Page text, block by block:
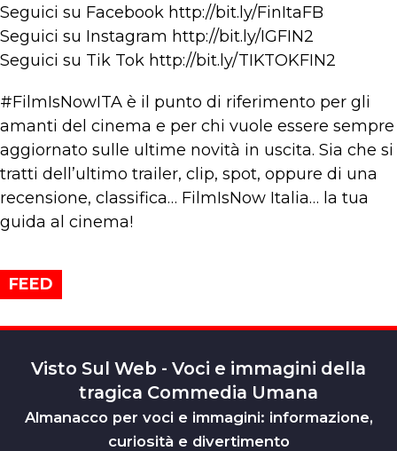
Seguici su Facebook http://bit.ly/FinItaFB
Seguici su Instagram http://bit.ly/IGFIN2
Seguici su Tik Tok http://bit.ly/TIKTOKFIN2
#FilmIsNowITA è il punto di riferimento per gli
amanti del cinema e per chi vuole essere sempre
aggiornato sulle ultime novità in uscita. Sia che si
tratti dell’ultimo trailer, clip, spot, oppure di una
recensione, classifica… FilmIsNow Italia… la tua
guida al cinema!
FEED
Visto Sul Web - Voci e immagini della
tragica Commedia Umana
Almanacco per voci e immagini: informazione,
curiosità e divertimento